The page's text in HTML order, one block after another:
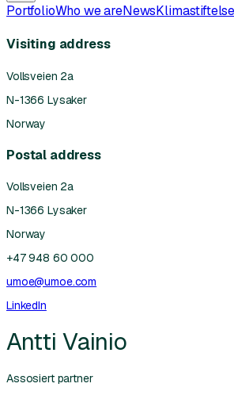
PortfolioWho we areNews
Visiting address
Vollsveien 2a
N-1366 Lysaker
Norway
Postal address
Vollsveien 2a
N-1366 Lysaker
Norway
+47 948 60 000
umoe@umoe.com
LinkedIn
Antti Vainio
Assosiert partner